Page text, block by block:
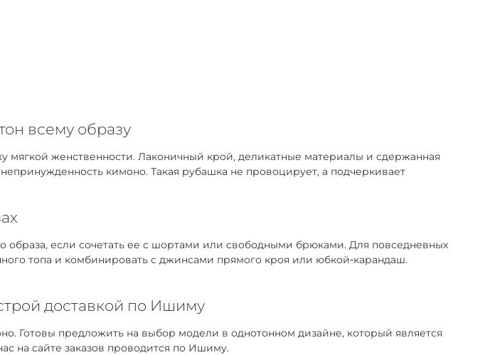
всему образу
мягкой женственности. Лаконичный крой, деликатные материалы и сдержанная
кимоно. Такая рубашка не провоцирует, а подчеркивает
образа, если сочетать ее с шортами или свободными брюками. Для повседневных
топа и комбинировать с джинсами прямого кроя или юбкой‑карандаш.
доставкой по Ишиму
Готовы предложить на выбор модели в однотонном дизайне, который является
на сайте заказов проводится по Ишиму.